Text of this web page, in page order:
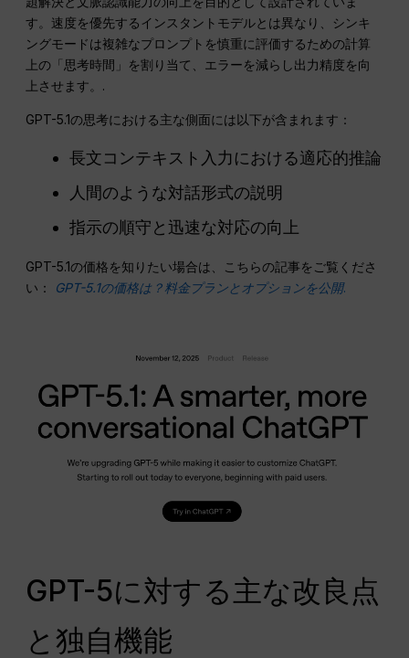
す。速度を優先するインスタントモデルとは異なり、シンキ
ングモードは複雑なプロンプトを慎重に評価するための計算
上の「思考時間」を割り当て、エラーを減らし出力精度を向
上させます。.
GPT-5.1の思考における主な側面には以下が含まれます：
長文コンテキスト入力における適応的推論
人間のような対話形式の説明
指示の順守と迅速な対応の向上
GPT-5.1の価格を知りたい場合は、こちらの記事をご覧くださ
い： GPT-5.1の価格は？料金プランとオプションを公開.
GPT-5に対する主な改良点
と独自機能